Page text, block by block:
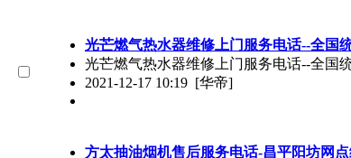
光芒燃气热水器维修上门服务电话--全国
光芒燃气热水器维修上门服务电话--全国
2021-12-17 10:19 [华帝]
方太抽油烟机售后服务电话-昌平阳坊网